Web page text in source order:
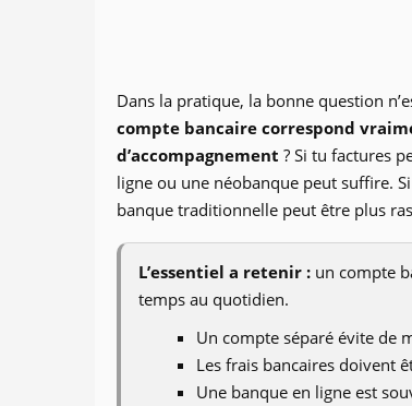
Dans la pratique, la bonne question
compte bancaire correspond
d’accompagnement ? Si tu factures
ligne ou une néobanque peut suffire.
banque traditionnelle peut être plus
L’essentiel a retenir : un compte
temps au quotidien.
Un compte séparé évite de
Les frais bancaires doivent
Une banque en ligne est